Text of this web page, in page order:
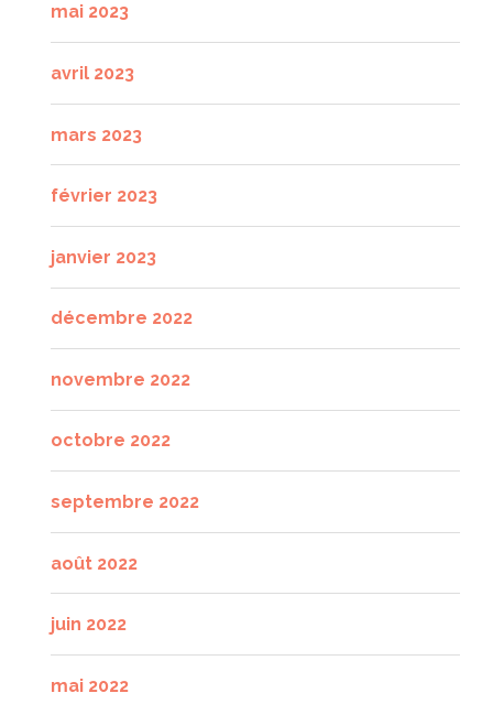
mai 2023
avril 2023
mars 2023
février 2023
janvier 2023
décembre 2022
novembre 2022
octobre 2022
septembre 2022
août 2022
juin 2022
mai 2022